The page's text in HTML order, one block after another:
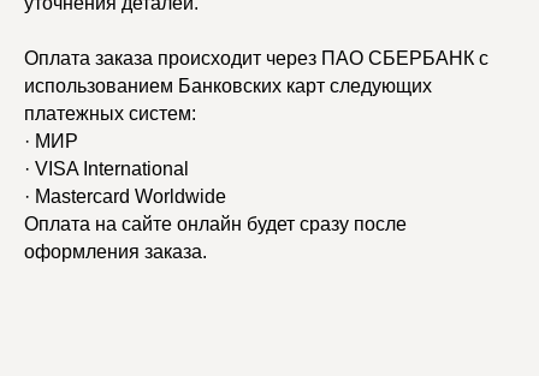
Оплата заказа происходит через ПАО СБЕРБАНК с
использованием Банковских карт следующих
платежных систем:
· МИР
· VISA International
· Mastercard Worldwide
Оплата на сайте онлайн будет сразу после
оформления заказа.